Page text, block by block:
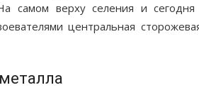
самом верху селения и сегодня
центральная